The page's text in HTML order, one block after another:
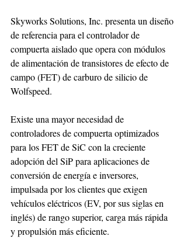
Skyworks Solutions, Inc. presenta un diseño
de referencia para el controlador de
compuerta aislado que opera con módulos
de alimentación de transistores de efecto de
campo (FET) de carburo de silicio de
Wolfspeed.
Existe una mayor necesidad de
controladores de compuerta optimizados
para los FET de SiC con la creciente
adopción del SiP para aplicaciones de
conversión de energía e inversores,
impulsada por los clientes que exigen
vehículos eléctricos (EV, por sus siglas en
inglés) de rango superior, carga más rápida
y propulsión más eficiente.